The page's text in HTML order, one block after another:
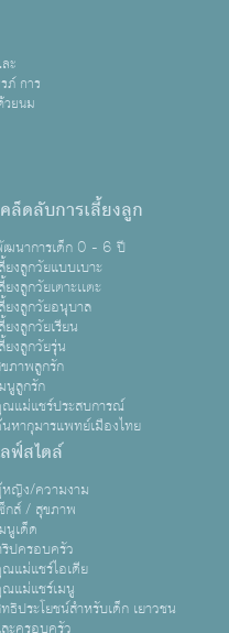
ะ
ภ์ การ
วยนม
ล็ดลับการเลี้ยงลูก
นาการเด็ก 0 - 6 ปี
ยงลูกวัยแบบเบาะ
ยงลูกวัยเตาะเเตะ
ยงลูกวัยอนุบาล
ยงลูกวัยเรียน
ยงลูกวัยรุ่น
ภาพลูกรัก
นูลูกรัก
แม่แชร์ประสบการณ์
หากุมารแพทย์เมืองไทย
ฟ์สไตล์
ญิง/ความงาม
กส์ / สุขภาพ
นูเด็ด
ปครอบครัว
แม่แชร์ไอเดีย
แม่แชร์เมนู
ธิประโยชน์สำหรับเด็ก เยาวชน